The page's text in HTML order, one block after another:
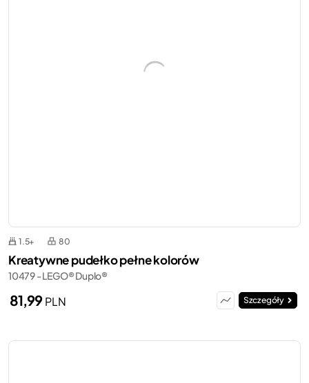
1.5+ 80
Kreatywne pudełko pełne kolorów
10479 - LEGO® Duplo®
81,99PLN Szczegóły